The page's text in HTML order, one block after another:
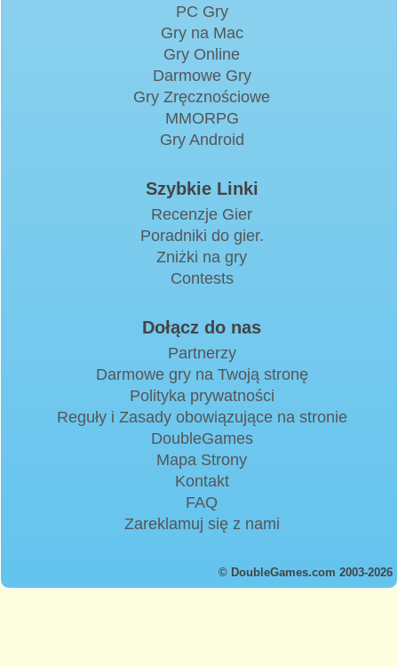
PC Gry
Gry na Mac
Gry Online
Darmowe Gry
Gry Zręcznościowe
MMORPG
Gry Android
Szybkie Linki
Recenzje Gier
Poradniki do gier.
Zniżki na gry
Contests
Dołącz do nas
Partnerzy
Darmowe gry na Twoją stronę
Polityka prywatności
Reguły i Zasady obowiązujące na stronie
DoubleGames
Mapa Strony
Kontakt
FAQ
Zareklamuj się z nami
© DoubleGames.com 2003-2026